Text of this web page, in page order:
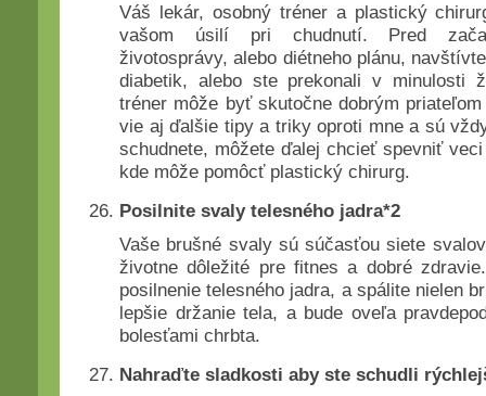
Váš lekár, osobný tréner a plastický
vašom úsilí pri chudnutí. Pred
životosprávy, alebo diétneho plánu,
diabetik, alebo ste prekonali v minulosti
tréner môže byť skutočne dobrým
vie aj ďalšie tipy a triky oproti mne a sú
schudnete, môžete ďalej chcieť spevniť
kde môže pomôcť plastický chirurg.
Posilnite svaly telesného jadra*2
Vaše brušné svaly sú súčasťou siete
životne dôležité pre fitnes a dobré
posilnenie telesného jadra, a spálite nielen
lepšie držanie tela, a bude oveľa
bolesťami chrbta.
Nahraďte sladkosti aby ste schudli